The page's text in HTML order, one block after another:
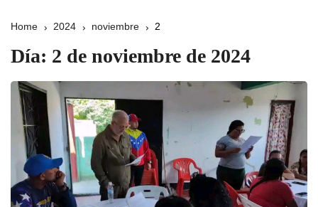
Home 2024 noviembre 2
Día: 2 de noviembre de 2024